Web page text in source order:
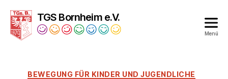
TGS Bornheim e.V.
Menü
BEWEGUNG FÜR KINDER UND JUGENDLICHE